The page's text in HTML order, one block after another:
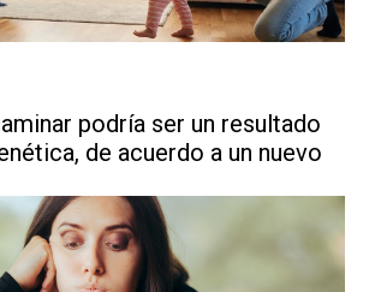
podría ser un resultado
de acuerdo a un nuevo